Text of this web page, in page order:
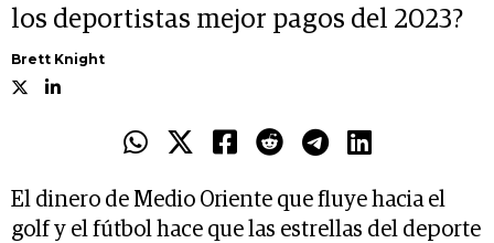
los deportistas mejor pagos del 2023?
Brett Knight
El dinero de Medio Oriente que fluye hacia el
golf y el fútbol hace que las estrellas del deporte